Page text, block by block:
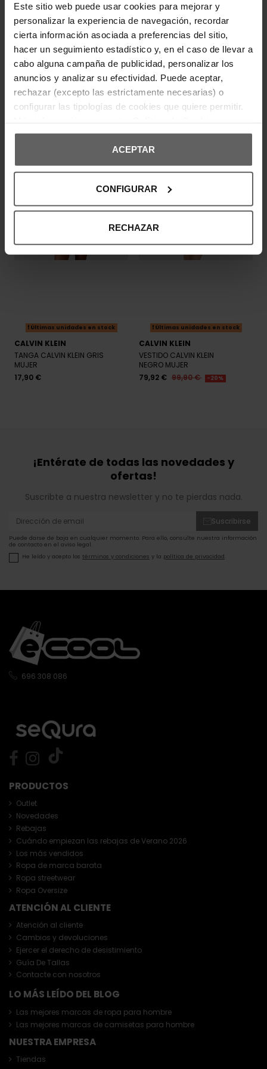
Este sitio web puede usar cookies para mejorar y
personalizar la experiencia de navegación, recordar
cierta información asociada a preferencias del sitio,
hacer un seguimiento estadístico y, en el caso de llevar a
cabo alguna campaña de publicidad, personalizar los
anuncios y analizar su efectividad. Puede aceptar,
rechazar (excepto las estrictamente necesarias) o
configurar las tipologías de cookies que quiere permitir.
ACEPTAR
CONFIGURAR
RECHAZAR
DEVOLUCIONES Y CAMBIOS
INFORMACIÓN ENVÍOS
OPINIONES DE CLIENTES
Los clientes que adquirieron este producto también
Últimas unidades en stock
CALVIN KLEIN
TANGA CALVIN KLEIN GRIS
MUJER
17,90 €
Últimas unidades en stock
CALVIN KLEIN
VESTIDO CALVIN KLEIN
NEGRO MUJER
79,92 € 99,90 € -20%
¡Entérate de todas las novedades y
ofertas!
Suscribte a nuestra newsletter y no te pierdas nada.
Suscribirse
Puede darse de baja en cualquier momento. Para ello, consulte nuestra información
de contacto en el aviso legal.
He leído y acepto los términos y condiciones y la política de privacidad
PRODUCTOS
Outlet
Novedades
Rebajas
Cuándo empiezan las rebajas de Verano 2026
Los más vendidos
Ropa de marca barata
Ropa streetwear
Ropa Oversize
ATENCIÓN AL CLIENTE
Atención al cliente
Cambios y devoluciones
Ejercer el derecho de desistimiento
Guía De Tallas
Contacte con nosotros
LO MÁS LEÍDO DEL BLOG
Las mejores marcas de ropa para hombre
Las mejores marcas de camisetas para hombre
NUESTRA EMPRESA
Tiendas
696 308 086